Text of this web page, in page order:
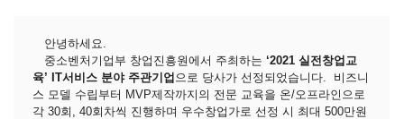
안녕하세요
중소벤처기업부 창업진흥원에서 주최하는‘2021실전창업교
육’ IT서비스 분야 주관기업 으로 당사가 선정되었습니다. 비즈니
스 모델 수립부터 MVP제작까지의 전문 교육을 온/오프라인으로
각30회 , 40회차씩 진행하며 우수창업가로 선정 시 최대 500만원